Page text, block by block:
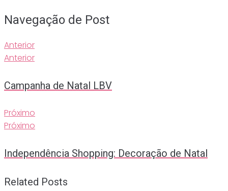
Navegação de Post
Anterior
Anterior
Campanha de Natal LBV
Próximo
Próximo
Independência Shopping: Decoração de Natal
Related Posts